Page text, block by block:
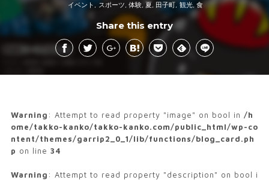
イベント スポーツ 体験, 夏 田子町 観光, 食
Share this entry
Warning : Attempt to read property "image" on bool in /h
ome/takko-kanko/takko-kanko.com/public_html/wp-co
ntent/themes/garrip2_0_1/lib/functions/blog_card.ph
p on line 34
Warning : Attempt to read property "description" on bool i